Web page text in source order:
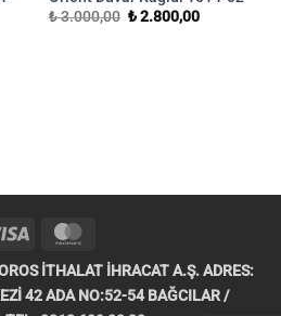
₺3.000,00 Orijinal
₺2.800,00Şu
Visa
İTHALAT İHRACAT A.Ş. ADRES:
42 ADA NO:52-54 BAĞCILAR /